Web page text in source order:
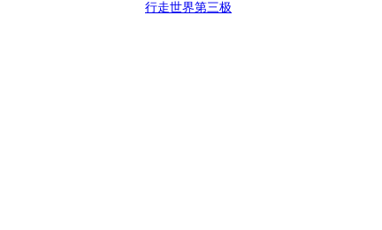
行走世界第三极